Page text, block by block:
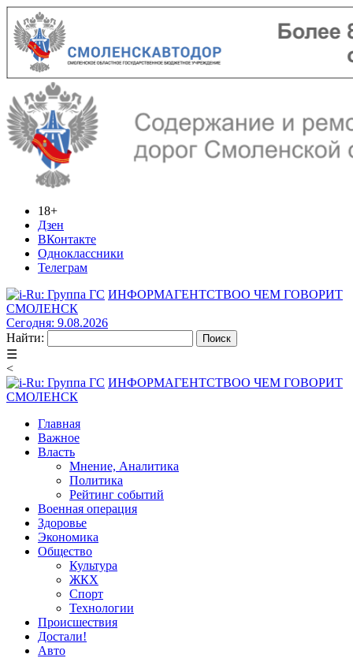
18+
Дзен
ВКонтакте
Одноклассники
Телеграм
ИНФОРМАГЕНТСТВОО ЧЕМ ГОВОРИТ
СМОЛЕНСК
Сегодня: 9.08.2026
Найти:
☰
<
ИНФОРМАГЕНТСТВОО ЧЕМ ГОВОРИТ
СМОЛЕНСК
Главная
Важное
Власть
Мнение, Аналитика
Политика
Рейтинг событий
Военная операция
Здоровье
Экономика
Общество
Культура
ЖКХ
Спорт
Технологии
Происшествия
Достали!
Авто